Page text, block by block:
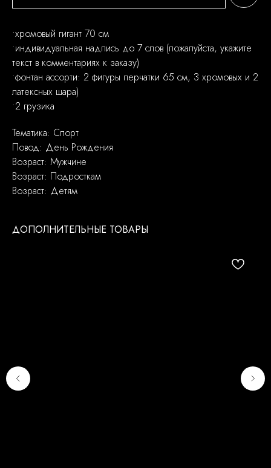
•хромовый гигант 70 см
•индивидуальная надпись до 7 слов (пожалуйста, укажите
текст в комментариях к заказу)
•фонтан ассорти: 2 фигуры перчатки 65 см, 3 хромовых и 2
латексных шара)
•2 грузика
Тематика: Спорт
Повод: День Рождения
Возраст: Мужчине
Возраст: Подросткам
Возраст: Детям
ДОПОЛНИТЕЛЬНЫЕ ТОВАРЫ